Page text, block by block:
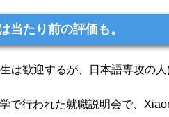
当たり前の評価も。
は歓迎するが、日本語専攻の人
で行われた就職説明会で、